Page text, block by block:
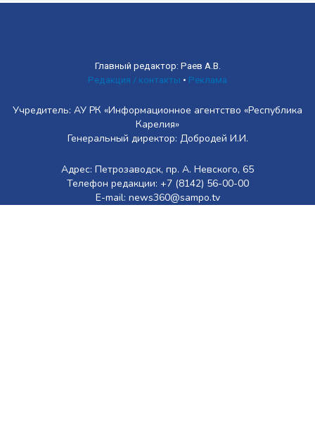
Главный редактор: Раев А.В.
Редакция / контакты • Реклама
Учредитель: АУ РК «Информационное агентство «Республика
Карелия»
Генеральный директор: Добродей И.И.
Адрес: Петрозаводск, пр. А. Невского, 65
Телефон редакции: +7 (8142) 56-00-00
E-mail: news360@sampo.tv